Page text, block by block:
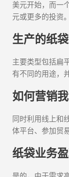
美元开始，而一
元或更多的投资。
生产的纸
主要类型包括扁
有不同的用途，
如何营销
同时利用线上和
体平台、参加贸
纸袋业务盈